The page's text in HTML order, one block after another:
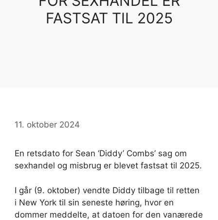
FASTSAT TIL 2025
11. oktober 2024
En retsdato for Sean ‘Diddy’ Combs’ sag om
sexhandel og misbrug er blevet fastsat til 2025.
I går (9. oktober) vendte Diddy tilbage til retten
i New York til sin seneste høring, hvor en
dommer meddelte, at datoen for den vanærede